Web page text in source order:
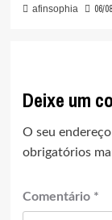
afinsophia 06/
Deixe um
O seu
obrigatórios
Comentário *